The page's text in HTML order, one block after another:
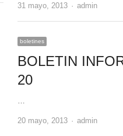
31 mayo, 2013 Author
admin
boletines
BOLETIN
20
…
20 mayo, 2013 Author
admin